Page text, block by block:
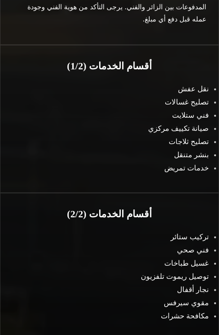
المدفوعات بين الزائر والفني. يرجى التأكد من هوية الفني وجودة
عمله قبل دفع أي مبلغ.
أقسام الخدمات (1/2)
نقل عفش
تصليح غسالات
فني ستلايت
صيانة تكييف مركزي
تصليح ثلاجات
بنشر متنقل
خدمات تمريض
أقسام الخدمات (2/2)
تركيب ستائر
فني صحي
غسيل طباخات
توصيل ريموت تلفزيون
نجار أقفال
مقوي سيرفس
مكافحة حشرات